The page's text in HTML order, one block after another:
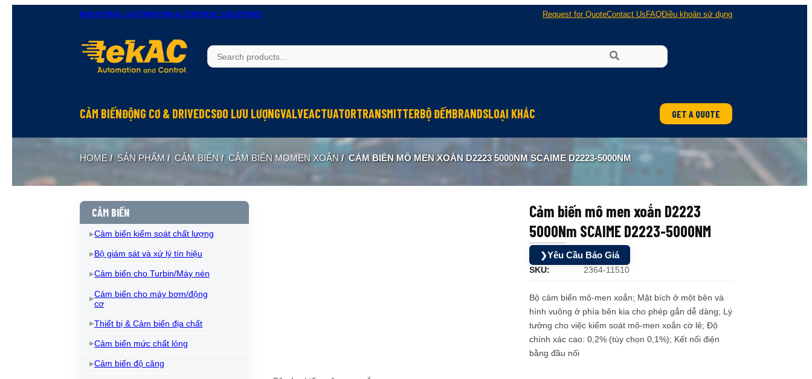
INDUSTRIAL AUTOMATION & CONTROL SOLUTIONS Request for QuoteContact Us FAQĐiều khoản sử dụng
CẢM BIẾNĐỘNG CƠ & DRIVEDCSĐO LƯU LƯỢNGVALVEACTUATORTRANSMITTERBỘ ĐẾMBRANDS
Oriental Motor
KGN
LOẠI KHÁC
Đèn phòng nổ
GET A QUOTE
HOME / SẢN PHẨM / CẢM BIẾN / CẢM BIẾN MOMEN XOẮN / CẢM BIẾN MÔ MEN XOẮN D2223 5000NM SCAIME D2223-5000NM
CẢM BIẾN
Cảm biến kiểm soát chất lượng
Bộ giám sát và xử lý tín hiệu
Cảm biến cho Turbin/Máy nén
Cảm biến cho máy bơm/động
cơ
Thiết bị & Cảm biến địa chất
Cảm biến mức chất lỏng
Cảm biến độ căng
Cảm biến mô men xoắn D2223
5000Nm SCAIME D2223-5000NM
❯Yêu Cầu Báo Giá
SKU: 2364-11510
Bộ cảm biến mô-men xoắn; Mặt bích ở một bên và
hình vuông ở phía bên kia cho phép gắn dễ dàng; Lý
tưởng cho việc kiểm soát mô-men xoắn cờ lê; Độ
chính xác cao: 0,2% (tùy chọn 0,1%); Kết nối điện
bằng đầu nối